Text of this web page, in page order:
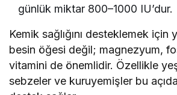
günlük miktar 800–1000 IU’dur.
Kemik sağlığını desteklemek için
besin öğesi değil; magnezyum,
vitamini de önemlidir. Özellikle
sebzeler ve kuruyemişler bu